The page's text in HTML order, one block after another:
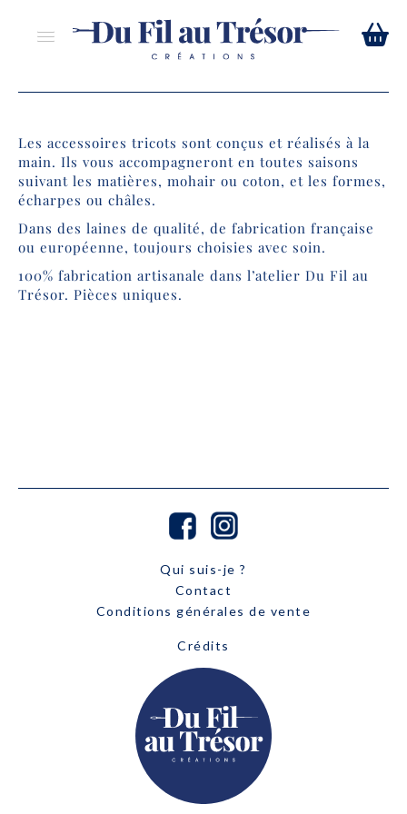
Les accessoires tricots sont conçus et réalisés à la
main. Ils vous accompagneront en toutes saisons
suivant les matières, mohair ou coton, et les formes,
écharpes ou châles.
Dans des laines de qualité, de fabrication française
ou européenne, toujours choisies avec soin.
100% fabrication artisanale dans l’atelier Du Fil au
Trésor. Pièces uniques.
Qui suis-je ?
Contact
Conditions générales de vente
Crédits